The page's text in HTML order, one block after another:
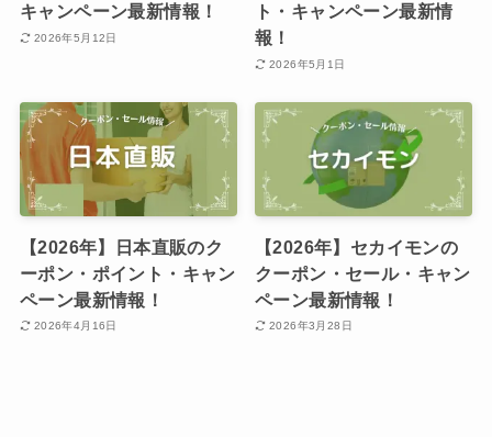
キャンペーン最新情報！
2026年5月12日
ト・キャンペーン最新情
報！
2026年5月1日
【2026年】日本直販のク
ーポン・ポイント・キャン
ペーン最新情報！
2026年4月16日
【2026年】セカイモンの
クーポン・セール・キャン
ペーン最新情報！
2026年3月28日